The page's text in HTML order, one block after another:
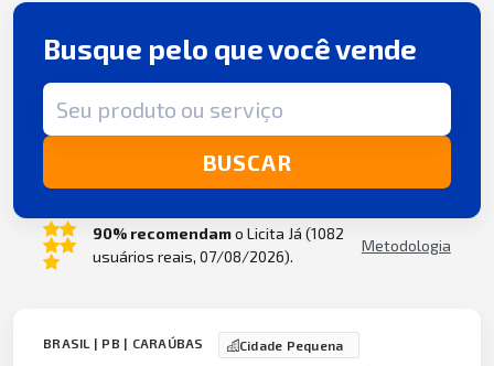
Busque pelo que você vende
Termo de busca
BUSCAR
90% recomendamo Licita Já (1082
usuários reais, 07/08/2026).
Metodologia
BRASIL | PB | CARAÚBAS Cidade Pequena